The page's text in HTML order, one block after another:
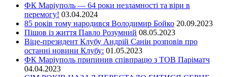
ФК Маріуполь — 64 роки незламності та віри в
перемогу! 03.04.2024
85 років тому народився Володимир Бойко 20.09.2023
Пішов із життя Павло Розумний 08.05.2023
Віце-президент Клубу Андрій Санін розповів про
останні новини Клубу: 01.05.2023
ФК Маріуполь припинив співпрацю з ТОВ Паріматч
04.04.2023